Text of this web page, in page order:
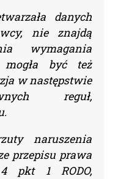
360 dni
danych
nie znajdą
wymagania
mogła być też
w następstwie
reguł,
naruszenia
przepisu prawa
pkt 1 RODO,